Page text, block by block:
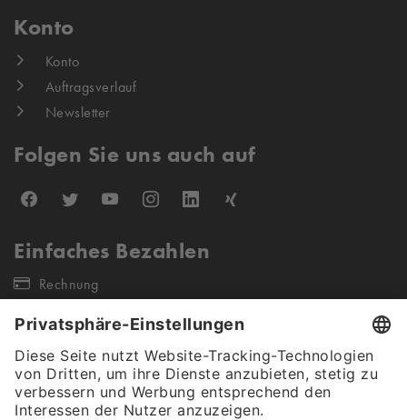
Konto
Konto
Auftragsverlauf
Newsletter
Folgen Sie uns auch auf
Einfaches Bezahlen
Rechnung
Unsere Versandpartner